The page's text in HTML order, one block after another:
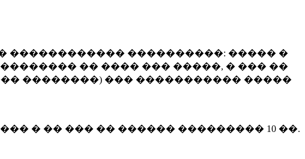
������������ ����������: ����� �
�� ���� ��� �����, � ��� ��
��������) ��� ����������� �����
� �� ��� �� ������ ��������� 10 ��.